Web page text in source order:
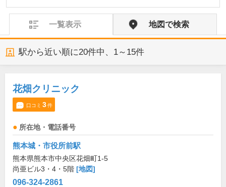
一覧表示 地図で検索
駅から近い順に20件中、 1～15件
花畑クリニック
口コミ 3件
所在地・電話番号
熊本城・市役所前駅
熊本県熊本市中央区花畑町1-5
尚亜ビル3・4・5階 [地図]
096-324-2861